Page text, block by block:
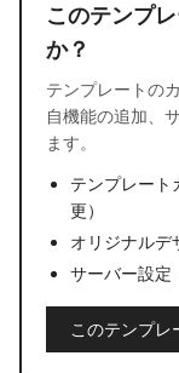
このテンプ
か？
テンプレートの
自機能の追加、
ます。
テンプレート
更）
オリジナルデ
サーバー設定
このテンプレ